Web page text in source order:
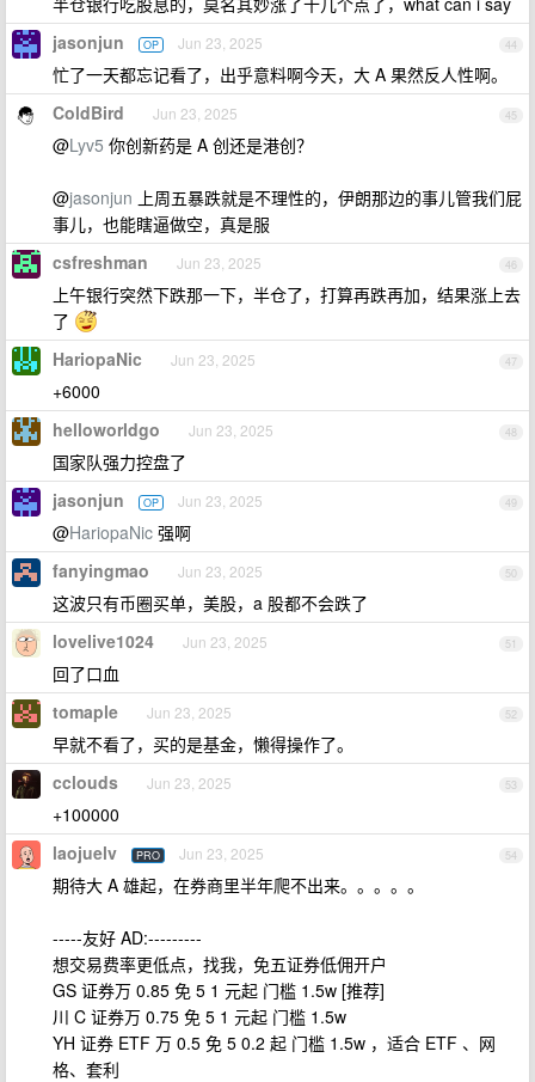
44
jasonjun OP Jun 23, 2025
忙了一天都忘记看了，出乎意料啊今天，大 A 果然反人性啊。
45
ColdBird Jun 23, 2025
@Lyv5 你创新药是 A 创还是港创？
@jasonjun 上周五暴跌就是不理性的，伊朗那边的事儿管我们屁
事儿，也能瞎逼做空，真是服
46
csfreshman Jun 23, 2025
上午银行突然下跌那一下，半仓了，打算再跌再加，结果涨上去
了
47
HariopaNic Jun 23, 2025
+6000
48
helloworldgo Jun 23, 2025
国家队强力控盘了
49
jasonjun OP Jun 23, 2025
@HariopaNic 强啊
50
fanyingmao Jun 23, 2025
这波只有币圈买单，美股，a 股都不会跌了
51
lovelive1024 Jun 23, 2025
回了口血
52
tomaple Jun 23, 2025
早就不看了，买的是基金，懒得操作了。
53
cclouds Jun 23, 2025
+100000
54
laojuelv PRO Jun 23, 2025
期待大 A 雄起，在券商里半年爬不出来。。。。。
-----友好 AD:---------
想交易费率更低点，找我，免五证券低佣开户
GS 证券万 0.85 免 5 1 元起 门槛 1.5w [推荐]
川 C 证券万 0.75 免 5 1 元起 门槛 1.5w
YH 证券 ETF 万 0.5 免 5 0.2 起 门槛 1.5w ，适合 ETF 、网
格、套利